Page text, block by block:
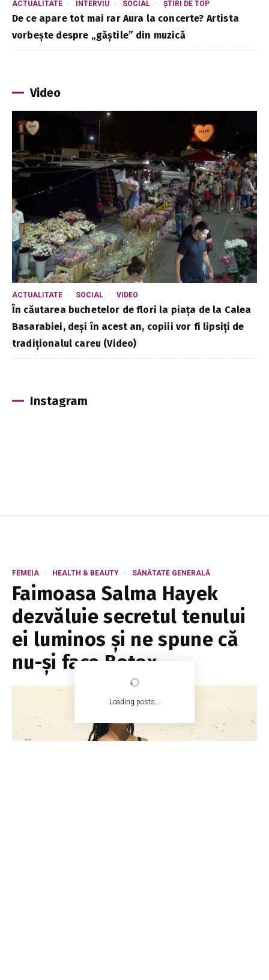
Loading posts...
ACTUALITATE INTERVIU SOCIAL ȘTIRI DE TOP
De ce apare tot mai rar Aura la concerte? Artista
vorbește despre „găștile” din muzică
Video
ACTUALITATE SOCIAL VIDEO
În căutarea buchetelor de flori la piața de la Calea
Basarabiei, deși în acest an, copiii vor fi lipsiți de
tradiționalul careu (Video)
Instagram
FEMEIA HEALTH & BEAUTY SĂNĂTATE GENERALĂ
Faimoasa Salma Hayek
dezvăluie secretul tenului
ei luminos și ne spune că
nu-și face Botox